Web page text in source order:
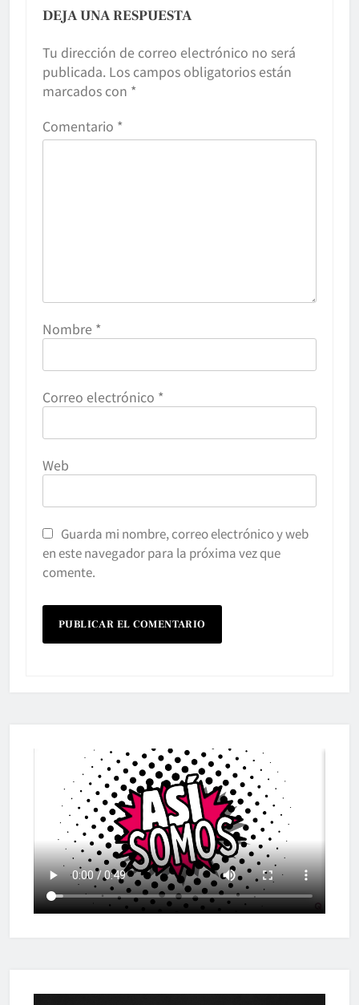
DEJA UNA RESPUESTA
Tu dirección de correo electrónico no será
publicada. Los campos obligatorios están
marcados con *
Comentario *
Nombre *
Correo electrónico *
Web
Guarda mi nombre, correo electrónico y web
en este navegador para la próxima vez que
comente.